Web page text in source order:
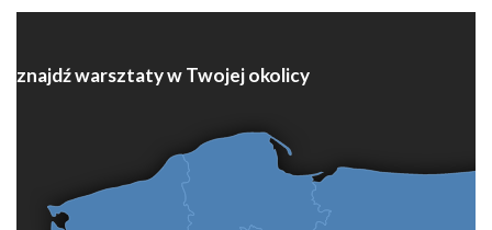
znajdź warsztaty w Twojej okolicy